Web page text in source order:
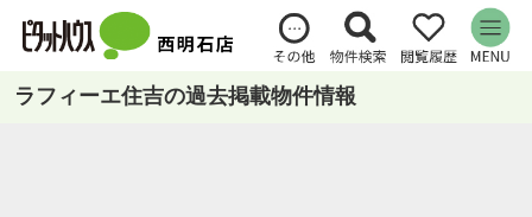
ラフィーエ住吉の過去掲載物件情報